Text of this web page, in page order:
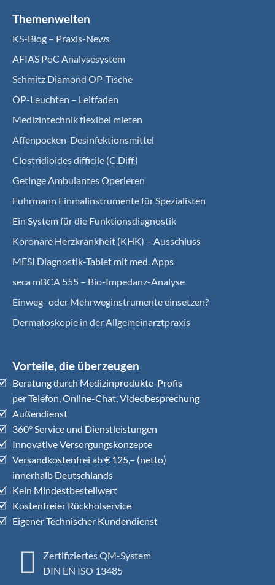
Themenwelten
KS-Blog – Praxis-News
AFIAS PoC Analysesystem
Schmitz Diamond OP-Tische
OP-Leuchten – Leitfaden
Medizintechnik flexibel mieten
Affenpocken-Desinfektionsmittel
Clostridioides difficile (C.Diff.)
Getinge Ambulantes Operieren
Fuhrmann Einmalinstrumente für Spezialisten
Ein System für die Funktionsdiagnostik
Koro­nare Herz­krank­heit (KHK) – Ausschluss
MESI Diagnostik-Tablet mit med. Apps
seca mBCA 555 – Bio-Impedanz-Analyse
Einweg- oder Mehrweginstrumente einsetzen?
Dermatoskopie in der Allgemeinarztpraxis
Vorteile, die überzeugen
Beratung durch Medizinprodukte-Profis
per Telefon, Online-Chat, Videobesprechung
Außendienst
360° Service und Dienstleistungen
Innovative Versorgungskonzepte
Versandkostenfrei ab € 125,– (netto)
innerhalb Deutschlands
Kein Mindestbestellwert
Kostenfreier Rückholservice
Eigener Technischer Kundendienst
Zertifiziertes QM-System
DIN EN ISO 13485